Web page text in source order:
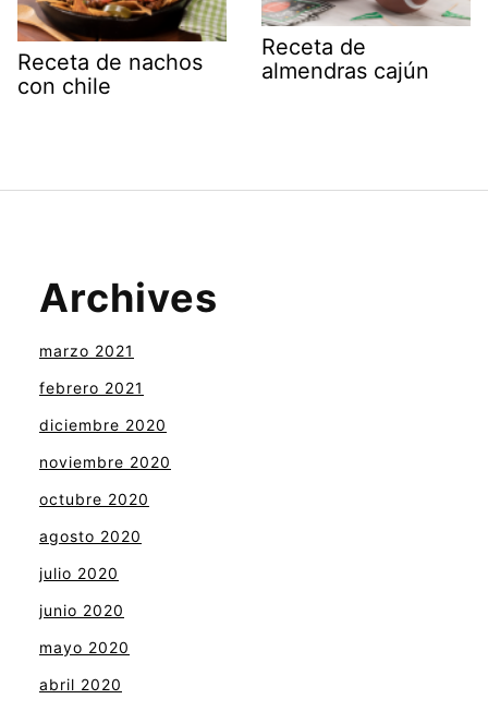
Receta de nachos
con chile
Receta de
almendras cajún
Archives
marzo 2021
febrero 2021
diciembre 2020
noviembre 2020
octubre 2020
agosto 2020
julio 2020
junio 2020
mayo 2020
abril 2020